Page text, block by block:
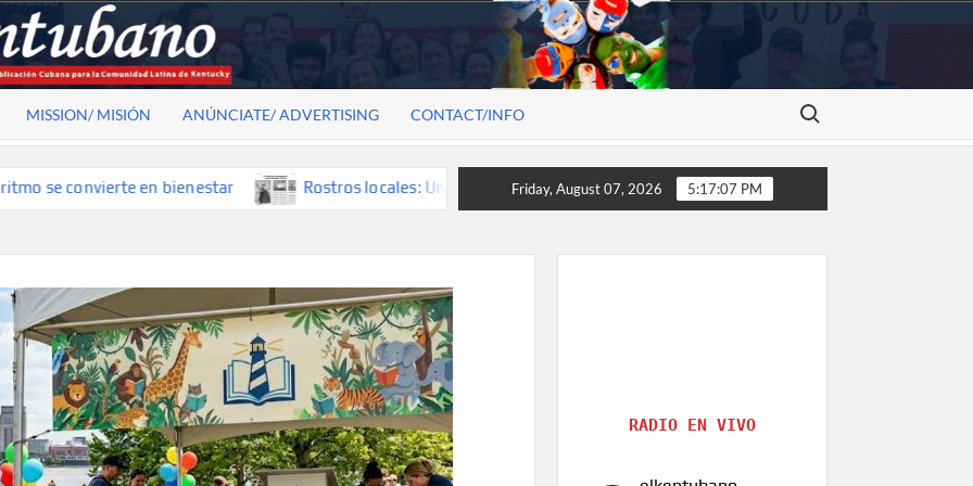
MISSION/ MISIÓN ANÚNCIATE/ ADVERTISING CONTACT/INFO
Search for:
en bienestar Rostros locales: Una mirada que construye historia, el arte de Alexander V. Molina
Friday, August 07, 2026 5:17:08 PM
RADIO EN VIVO